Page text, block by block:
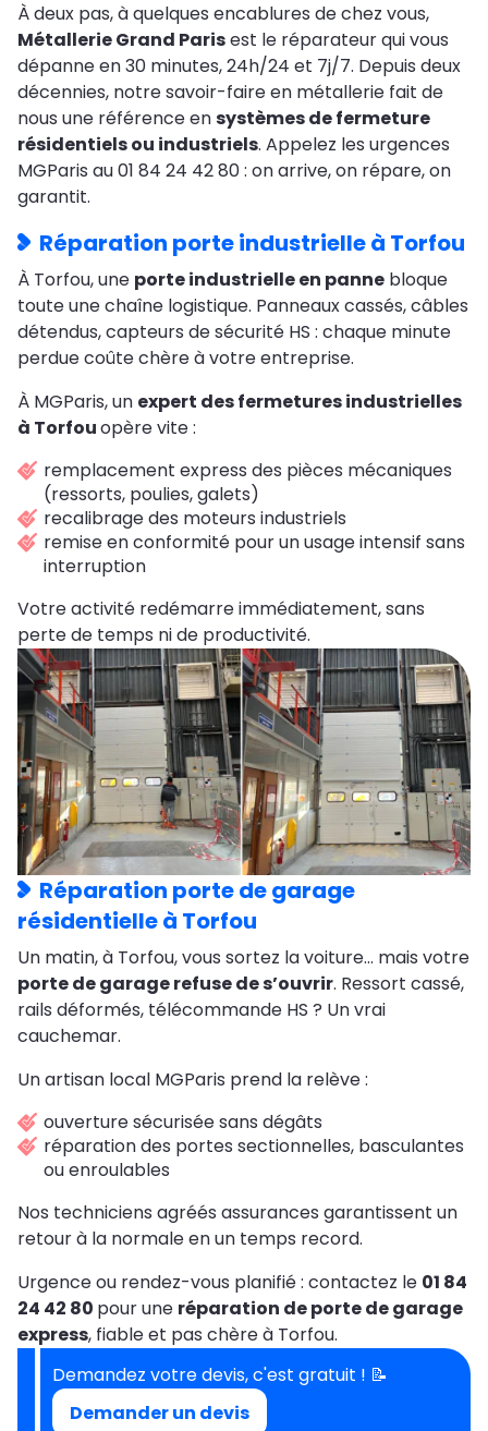
À deux pas, à quelques encablures de chez vous,
Métallerie Grand Parisest le réparateur qui vous
dépanne en 30 minutes, 24h/24 et 7j/7. Depuis deux
décennies, notre savoir-faire en métallerie fait de
nous une référence ensystèmes de fermeture
résidentiels ou industriels. Appelez les urgences
MGParis au 01 84 24 42 80 : on arrive, on répare, on
garantit.
Réparation porte industrielle à Torfou
À Torfou, une porte industrielle en panne bloque
toute une chaîne logistique. Panneaux cassés, câbles
détendus, capteurs de sécurité HS : chaque minute
perdue coûte chère à votre entreprise.
À MGParis, un expert des fermetures industrielles
à Torfouopère vite :
remplacement express des pièces mécaniques
(ressorts, poulies, galets)
recalibrage des moteurs industriels
remise en conformité pour un usage intensif sans
interruption
Votre activité redémarre immédiatement, sans
perte de temps ni de productivité.
Réparation porte de garage
résidentielle à Torfou
Un matin, à Torfou, vous sortez la voiture… mais votre
porte de garage refuse de s’ouvrir. Ressort cassé,
rails déformés, télécommande HS ? Un vrai
cauchemar.
Un artisan local MGParis prend la relève :
ouverture sécurisée sans dégâts
réparation des portes sectionnelles, basculantes
ou enroulables
Nos techniciens agréés assurances garantissent un
retour à la normale en un temps record.
Urgence ou rendez-vous planifié : contactez le 01 84
24 42 80 pour une réparation de porte de garage
express, fiable et pas chère à Torfou.
Demandez votre devis, c'est gratuit ! 📝
Demander un devis